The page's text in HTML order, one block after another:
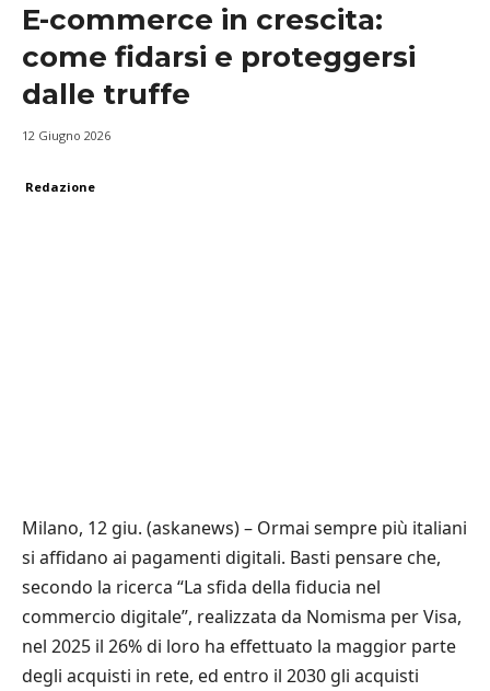
E-commerce in crescita:
come fidarsi e proteggersi
dalle truffe
12 Giugno 2026
Redazione
Milano, 12 giu. (askanews) – Ormai sempre più italiani
si affidano ai pagamenti digitali. Basti pensare che,
secondo la ricerca “La sfida della fiducia nel
commercio digitale”, realizzata da Nomisma per Visa,
nel 2025 il 26% di loro ha effettuato la maggior parte
degli acquisti in rete, ed entro il 2030 gli acquisti